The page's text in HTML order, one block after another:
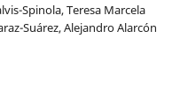
Spinola, Teresa Marcela
Suárez, Alejandro Alarcón